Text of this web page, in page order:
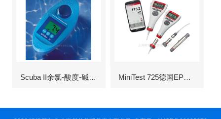
Scuba II余氯-酸度-碱度-氰尿酸浓度测定仪 MiniTest 725德国EPK涂层测厚仪